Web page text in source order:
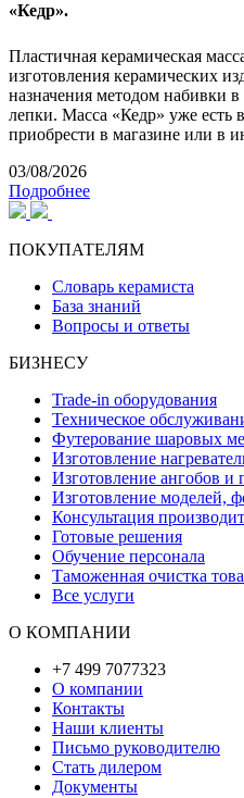
«Кедр».
Пластичная керамическая
изготовления керамических
назначения методом набивки
лепки. Масса «Кедр» уже
приобрести в магазине или в
03/08/2026
Подробнее
ПОКУПАТЕЛЯМ
Словарь керамиста
База знаний
Вопросы и ответы
БИЗНЕСУ
Trade-in оборудования
Техническое
Футерование шаровых
Изготовление
Изготовление ангобов и
Изготовление моделей,
Консультация
Готовые решения
Обучение персонала
Таможенная очистка
Все услуги
О КОМПАНИИ
+7 499 7077323
О компании
Контакты
Наши клиенты
Письмо руководителю
Стать дилером
Документы